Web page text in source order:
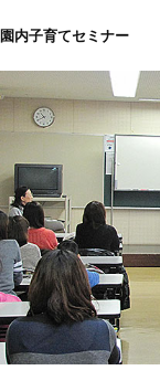
園内子育てセミナー